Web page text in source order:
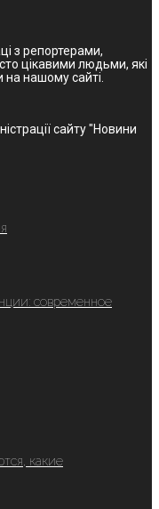
з репортерами,
цікавими людьми, які
нашому сайті.
сайту "Новини
современное
какие